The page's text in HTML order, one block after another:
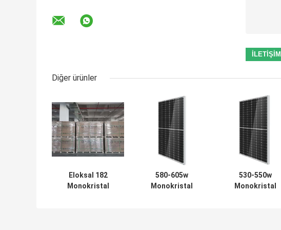
Diğer ürünler
Eloksal 182
Monokristal
580-605w
Monokristal
530-550w
Monokristal